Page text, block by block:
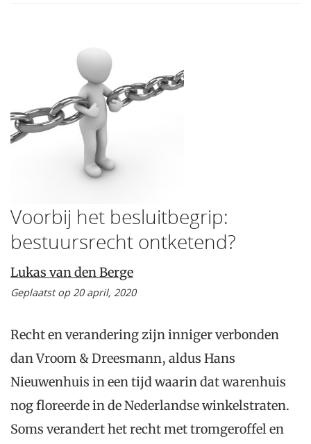
Voorbij het besluitbegrip:
bestuursrecht ontketend?
Lukas van den Berge
Geplaatst op 20 april, 2020
Recht en verandering zijn inniger verbonden
dan Vroom & Dreesmann, aldus Hans
Nieuwenhuis in een tijd waarin dat warenhuis
nog floreerde in de Nederlandse winkelstraten.
Soms verandert het recht met tromgeroffel en